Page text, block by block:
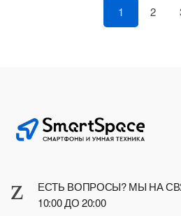
1
2
ЕСТЬ ВОПРОСЫ? МЫ НА
10:00 ДО 20:00